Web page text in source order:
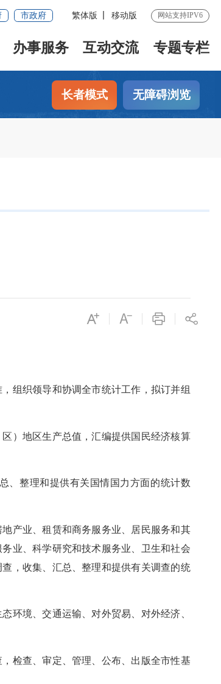
市政府 繁体版 移动版 网站支持IPV6
办事服务 互动交流 专题专栏
长者模式 无障碍浏览
组织领导和协调全市统计工作，拟订并组
）地区生产总值，汇编提供国民经济核算
、整理和提供有关国情国力方面的统计数
产业、租赁和商务服务业、居民服务和其
业、科学研究和技术服务业、卫生和社会
，收集、汇总、整理和提供有关调查的统
环境、交通运输、对外贸易、对外经济、
检查、审定、管理、公布、出版全市性基